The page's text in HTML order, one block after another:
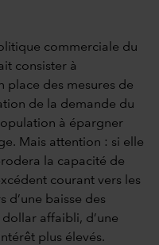
commerciale du
consister à
place des mesures de
de la demande du
à épargner
Mais attention : si elle
la capacité de
courant vers les
d’une baisse des
affaibli, d’une
plus élevés.